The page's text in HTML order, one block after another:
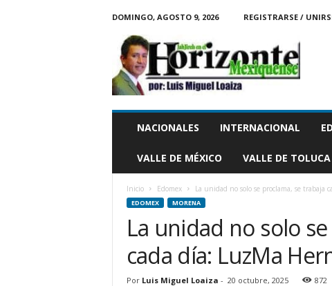
DOMINGO, AGOSTO 9, 2026 REGISTRARSE /
i
z
NACIONALES INTERNACIONAL
VALLE DE MÉXICO VALLE DE TOLUCA
Inicio Edomex La unidad no solo se proclama, se trabaja
EDOMEX MORENA
La unidad no solo
cada día: LuzMa
Por Luis Miguel Loaiza - 20 octubre, 2025 872